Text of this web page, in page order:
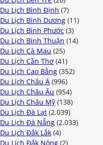
Du Lịch Bình Định (7)
Du Lịch Bình Dương (11)
Du Lịch Bình Phước (3)
Du Lịch Bình Thuận (14)
Du Lịch Cà Mau (25)
Du Lịch Cần Thơ (41)
Du Lịch Cao Bằng (352)
Du Lịch Châu Á (996)
Du Lịch Châu Âu (954)
Du Lịch Châu Mỹ (138)
Du Lịch Đà Lạt (2.039)
Du Lịch Đà Nẵng (2.033)
Du Lịch Đắk Lắk (4)
Du Lịch Đắk Nông (2)